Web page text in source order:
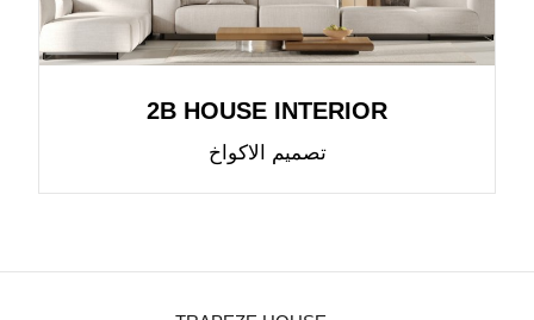
2B HOUSE INTERIOR
تصميم الاكواخ